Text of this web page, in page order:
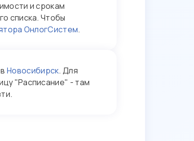
и срокам
списка. Чтобы
ОнлогСистем.
в Новосибирск. Для
"Расписание" - там